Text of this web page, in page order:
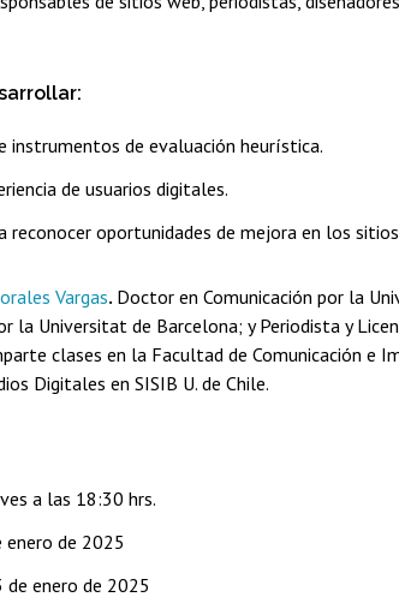
instrumentos de evaluación heurística.
de usuarios digitales.
reconocer oportunidades de mejora en los
Vargas. Doctor en Comunicación por la
la Universitat de Barcelona; y Periodista y
clases en la Facultad de Comunicación e
Digitales en SISIB U. de Chile.
a las 18:30 hrs.
enero de 2025
de enero de 2025